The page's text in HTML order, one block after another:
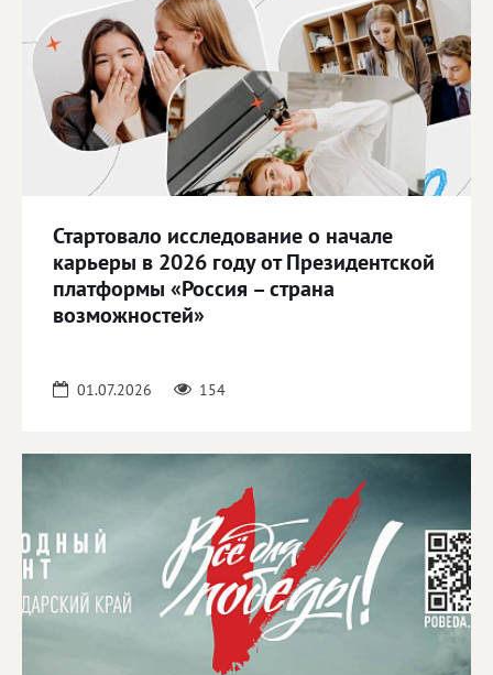
Стартовало исследование о начале
карьеры в 2026 году от Президентской
платформы «Россия – страна
возможностей»
01.07.2026 154